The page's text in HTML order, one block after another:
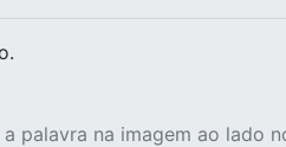
palavra na imagem ao lado